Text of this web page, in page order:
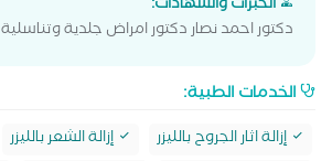
الخبرات والشهادات:
دكتور احمد نصار دكتور امراض جلدية وتناسلية
الخدمات الطبية:
إزالة اثار الجروح بالليزر
إزالة الشعر بالليزر